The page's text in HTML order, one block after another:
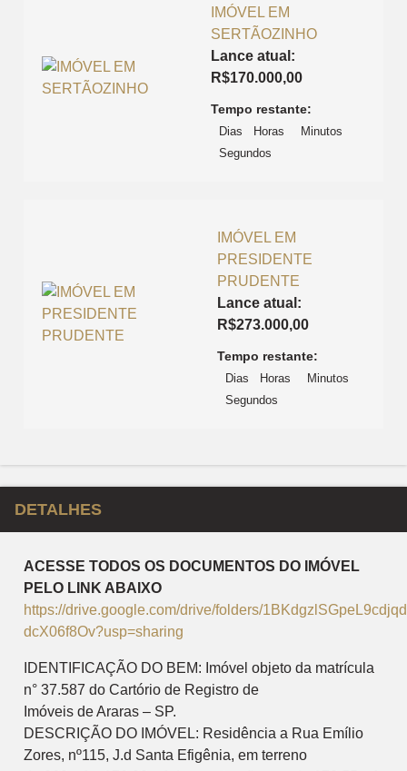
IMÓVEL EM
SERTÃOZINHO
Lance atual:
R$170.000,00
Tempo restante:
Dias Horas
Minutos
Segundos
IMÓVEL EM
PRESIDENTE
PRUDENTE
Lance atual:
R$273.000,00
Tempo restante:
Dias Horas
Minutos
Segundos
DETALHES
ACESSE TODOS OS DOCUMENTOS DO IMÓVEL
PELO LINK ABAIXO
https://drive.google.com/drive/folders/
dcX06f8Ov?usp=sharing
IDENTIFICAÇÃO DO BEM: Imóvel objeto da matrícula
n° 37.587 do Cartório de Registro de
Imóveis de Araras – SP.
DESCRIÇÃO DO IMÓVEL: Residência a Rua Emílio
Zores, nº115, J.d Santa Efigênia, em terreno